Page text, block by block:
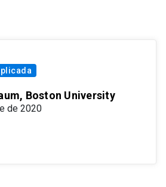
Boston University
de 2020